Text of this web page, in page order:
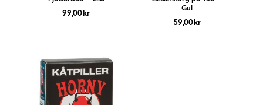
99,00 kr
Gul
59,00 kr